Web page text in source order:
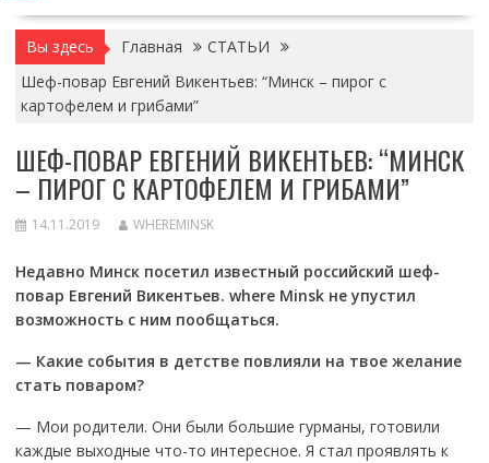
Вы здесь Главная
СТАТЬИ
Шеф-повар Евгений Викентьев: “Минск – пирог с
картофелем и грибами”
ШЕФ-ПОВАР ЕВГЕНИЙ ВИКЕНТЬЕВ: “МИНСК
– ПИРОГ С КАРТОФЕЛЕМ И ГРИБАМИ”
14.11.2019 WHEREMINSK
Недавно Минск посетил известный российский шеф-
повар Евгений Викентьев. where Minsk не упустил
возможность с ним пообщаться.
— Какие события в детстве повлияли на твое желание
стать поваром?
— Мои родители. Они были большие гурманы, готовили
каждые выходные что-то интересное. Я стал проявлять к